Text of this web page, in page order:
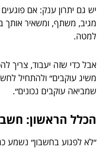
יש גם יתרון ענק: אם
מגיב, משתף, ומשאיר אותך
למטה.
אבל כדי שזה יעבוד, צריך
משיג עוקבים״ ולהתחיל
שמביאה עוקבים נכונים״.
הכלל הראשון:
״לא לפגוע בחשבון״ נשמע